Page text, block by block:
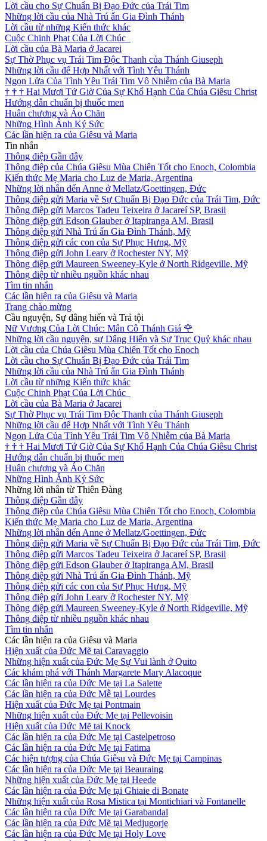
Lời cầu cho Sự Chuẩn Bị Đạo Đức của Trái Tim
Những lời cầu của Nhà Trú ẩn Gia Đình Thánh
Lời cầu từ những Kiến thức khác
Cuộc Chinh Phạt Của Lời Chúc
Lời cầu của Bà Maria ở Jacarei
Sự Thờ Phục vụ Trái Tim Độc Thanh của Thánh Giuseph
Những lời cầu để Hợp Nhất với Tình Yêu Thánh
Ngọn Lửa Của Tình Yêu Trái Tim Vô Nhiễm của Bà Maria
† † † Hai Mươi Tứ Giờ Của Sự Khổ Hạnh Của Chúa Giêsu Christ
Hướng dẫn chuẩn bị thuốc men
Huân chương và Áo Chăn
Những Hình Ảnh Ký Sức
Các lần hiện ra của Giêsu và Maria
Tin nhắn
Thông điệp Gần đây
Thông điệp của Chúa Giêsu Mùa Chiên Tốt cho Enoch, Colombia
Kiến thức Mẹ Maria cho Luz de Maria, Argentina
Những lời nhắn đến Anne ở Mellatz/Goettingen, Đức
Thông điệp gửi Maria về Sự Chuẩn Bị Đạo Đức của Trái Tim, Đức
Thông điệp gửi Marcos Tadeu Teixeira ở Jacareí SP, Brasil
Thông điệp gửi Edson Glauber ở Itapiranga AM, Brasil
Thông điệp gửi Nhà Trú ẩn Gia Đình Thánh, Mỹ
Thông điệp gửi các con của Sự Phục Hưng, Mỹ
Thông điệp gửi John Leary ở Rochester NY, Mỹ
Thông điệp gửi Maureen Sweeney-Kyle ở North Ridgeville, Mỹ
Thông điệp từ nhiều nguồn khác nhau
Tìm tin nhắn
Các lần hiện ra của Giêsu và Maria
Trang chào mừng
Cầu nguyện, Sự dâng hiến và Trả tội
Nữ Vương Của Lời Chúc: Mân Cô Thánh Giá 🌹
Những lời cầu nguyện, sự Dâng Hiến và Sự Trục Quỷ khác nhau
Lời cầu của Chúa Giêsu Mùa Chiên Tốt cho Enoch
Lời cầu cho Sự Chuẩn Bị Đạo Đức của Trái Tim
Những lời cầu của Nhà Trú ẩn Gia Đình Thánh
Lời cầu từ những Kiến thức khác
Cuộc Chinh Phạt Của Lời Chúc
Lời cầu của Bà Maria ở Jacarei
Sự Thờ Phục vụ Trái Tim Độc Thanh của Thánh Giuseph
Những lời cầu để Hợp Nhất với Tình Yêu Thánh
Ngọn Lửa Của Tình Yêu Trái Tim Vô Nhiễm của Bà Maria
† † † Hai Mươi Tứ Giờ Của Sự Khổ Hạnh Của Chúa Giêsu Christ
Hướng dẫn chuẩn bị thuốc men
Huân chương và Áo Chăn
Những Hình Ảnh Ký Sức
Những lời nhắn từ Thiên Đàng
Thông điệp Gần đây
Thông điệp của Chúa Giêsu Mùa Chiên Tốt cho Enoch, Colombia
Kiến thức Mẹ Maria cho Luz de Maria, Argentina
Những lời nhắn đến Anne ở Mellatz/Goettingen, Đức
Thông điệp gửi Maria về Sự Chuẩn Bị Đạo Đức của Trái Tim, Đức
Thông điệp gửi Marcos Tadeu Teixeira ở Jacareí SP, Brasil
Thông điệp gửi Edson Glauber ở Itapiranga AM, Brasil
Thông điệp gửi Nhà Trú ẩn Gia Đình Thánh, Mỹ
Thông điệp gửi các con của Sự Phục Hưng, Mỹ
Thông điệp gửi John Leary ở Rochester NY, Mỹ
Thông điệp gửi Maureen Sweeney-Kyle ở North Ridgeville, Mỹ
Thông điệp từ nhiều nguồn khác nhau
Tìm tin nhắn
Các lần hiện ra của Giêsu và Maria
Hiện xuất của Đức Mẽ tại Caravaggio
Những hiện xuất của Đức Mẹ Sự Vui lành ở Quito
Các khám phá với Thánh Margarete Mary Alacoque
Các lần hiện ra của Đức Mẹ tại La Salette
Các lần hiện ra của Đức Mễ tại Lourdes
Hiện xuất của Đức Mẹ tại Pontmain
Những hiện xuất của Đức Mẹ tại Pellevoisin
Hiện xuất của Đức Mẽ tại Knock
Các lần hiện ra của Đức Mẹ tại Castelpetroso
Các lần hiện ra của Đức Mẹ tại Fatima
Các hiện tượng của Chúa Giêsu và Đức Mẹ tại Campinas
Các lần hiện ra của Đức Mẹ tại Beauraing
Những hiện xuất của Đức Mẹ tại Heede
Các lần hiện ra của Đức Mẹ tại Ghiaie di Bonate
Những hiện xuất của Rosa Mistica tại Montichiari và Fontanelle
Các lần hiện ra của Đức Mẹ tại Garabandal
Các lần hiện ra của Đức Mẽ tại Medjugorje
Các lần hiện ra của Đức Mẹ tại Holy Love